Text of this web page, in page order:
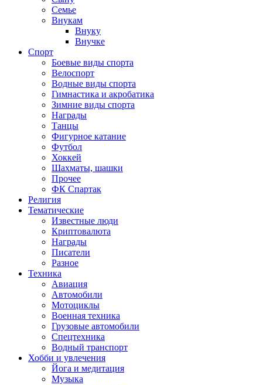
Семье
Внукам
Внуку
Внучке
Спорт
Боевые виды спорта
Велоспорт
Водные виды спорта
Гимнастика и акробатика
Зимние виды спорта
Награды
Танцы
Фигурное катание
Футбол
Хоккей
Шахматы, шашки
Прочее
ФК Спартак
Религия
Тематические
Известные люди
Криптовалюта
Награды
Писатели
Разное
Техника
Авиация
Автомобили
Мотоциклы
Военная техника
Грузовые автомобили
Спецтехника
Водный транспорт
Хобби и увлечения
Йога и медитация
Музыка